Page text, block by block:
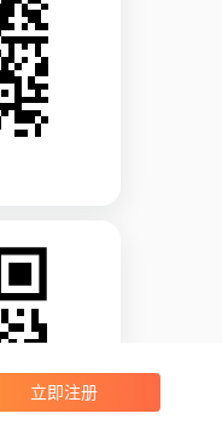
立即注册